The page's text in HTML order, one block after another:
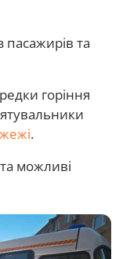
та
горіння
.
можливі